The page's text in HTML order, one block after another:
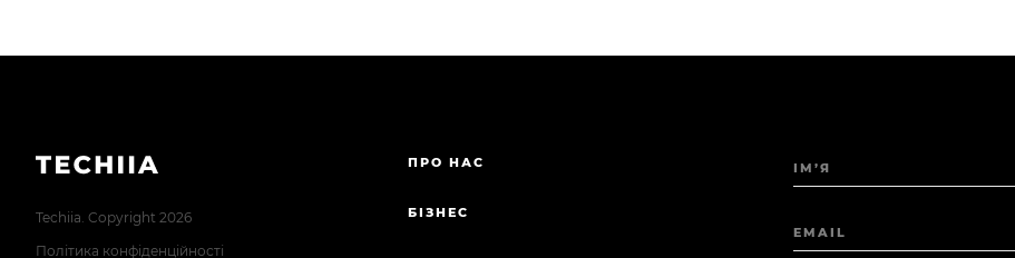
Techiia. Copyright 2026
Політика конфіденційності
ПРО НАС
БІЗНЕС
ІМ’Я
EMAIL